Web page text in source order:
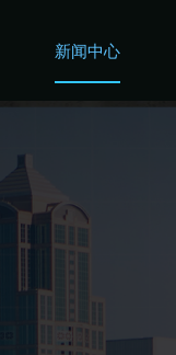
新闻中心